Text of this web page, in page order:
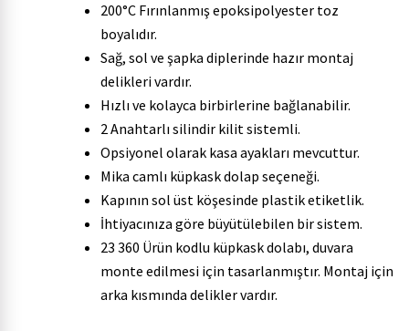
200°C Fırınlanmış epoksipolyester toz
boyalıdır.
Sağ, sol ve şapka diplerinde hazır montaj
delikleri vardır.
Hızlı ve kolayca birbirlerine bağlanabilir.
2 Anahtarlı silindir kilit sistemli.
Opsiyonel olarak kasa ayakları mevcuttur.
Mika camlı küpkask dolap seçeneği.
Kapının sol üst köşesinde plastik etiketlik.
İhtiyacınıza göre büyütülebilen bir sistem.
23 360 Ürün kodlu küpkask dolabı, duvara
monte edilmesi için tasarlanmıştır. Montaj için
arka kısmında delikler vardır.